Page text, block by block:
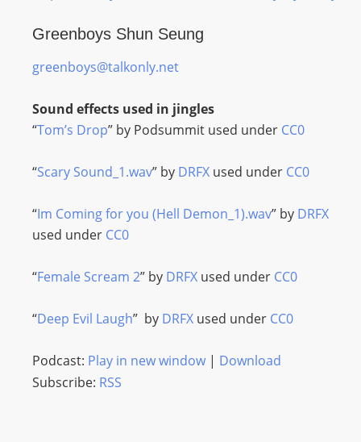
Greenboys Shun Seung
greenboys@talkonly.net
Sound effects used in jingles
“Tom’s Drop” by Podsummit used under CC0
“Scary Sound_1.wav” by DRFX used under CC0
“Im Coming for you (Hell Demon_1).wav” by DRFX
used under CC0
“Female Scream 2” by DRFX used under CC0
“Deep Evil Laugh” by DRFX used under CC0
Podcast: Play in new window| Download
Subscribe: RSS